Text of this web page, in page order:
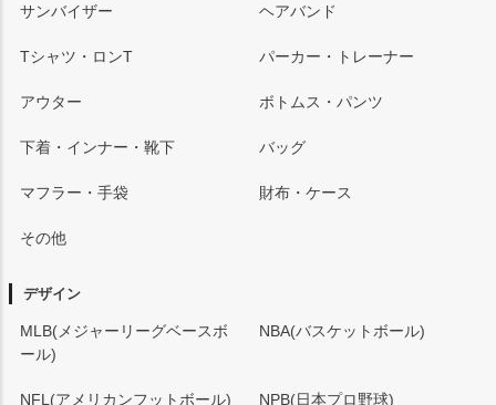
サンバイザー ヘアバンド
Tシャツ・ロンT パーカー・トレーナー
アウター ボトムス・パンツ
下着・インナー・靴下 バッグ
マフラー・手袋 財布・ケース
その他
デザイン
MLB(メジャーリーグベースボ
ール)
NBA(バスケットボール)
NFL(アメリカンフットボール) NPB(日本プロ野球)